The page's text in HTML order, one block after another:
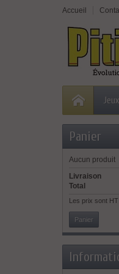
Accueil
Panier
Aucun produit
Livraison
Total
Les prix sont HT
Panier